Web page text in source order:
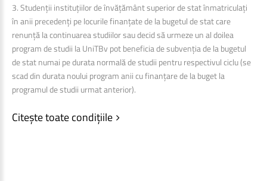
3. Studenții instituțiilor de învățământ superior de stat înmatriculați
în anii precedenți pe locurile finanțate de la bugetul de stat care
renunță la continuarea studiilor sau decid să urmeze un al doilea
program de studii la UniTBv pot beneficia de subvenția de la bugetul
de stat numai pe durata normală de studii pentru respectivul ciclu (se
scad din durata noului program anii cu finanțare de la buget la
programul de studii urmat anterior).
Citește toate condițiile